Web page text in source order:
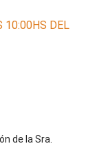
10:00HS DEL
de la Sra.